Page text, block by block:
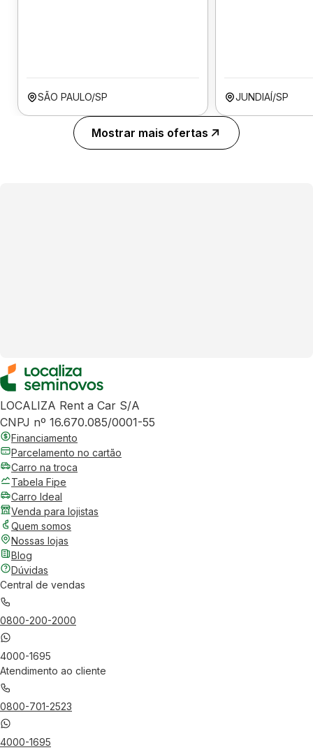
SÃO PAULO/SP JUNDIAÍ/SP
Mostrar mais ofertas
LOCALIZA Rent a Car S/A
CNPJ nº 16.670.085/0001-55
Financiamento
Parcelamento no cartão
Carro na troca
Tabela Fipe
Carro Ideal
Venda para lojistas
Quem somos
Nossas lojas
Blog
Dúvidas
Central de vendas
0800-200-2000
4000-1695
Atendimento ao cliente
0800-701-2523
4000-1695